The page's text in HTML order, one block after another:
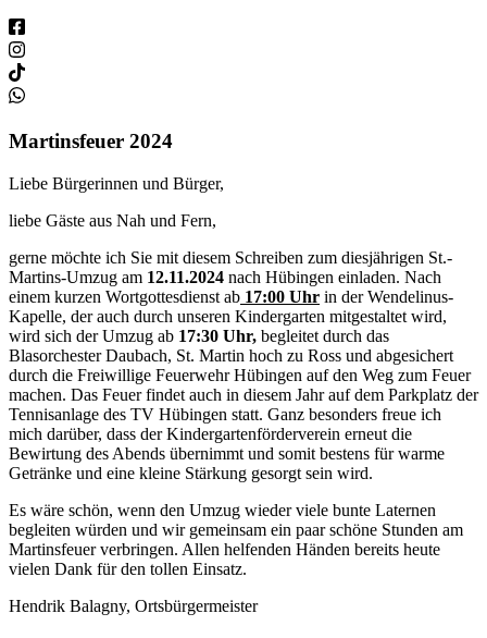
Martinsfeuer 2024
Liebe Bürgerinnen und Bürger,
liebe Gäste aus Nah und Fern,
gerne möchte ich Sie mit diesem Schreiben zum diesjährigen St.-
Martins-Umzug am 12.11.2024 nach Hübingen einladen. Nach
einem kurzen Wortgottesdienst ab 17:00 Uhr in der Wendelinus-
Kapelle, der auch durch unseren Kindergarten mitgestaltet wird,
wird sich der Umzug ab 17:30 Uhr, begleitet durch das
Blasorchester Daubach, St. Martin hoch zu Ross und abgesichert
durch die Freiwillige Feuerwehr Hübingen auf den Weg zum Feuer
machen. Das Feuer findet auch in diesem Jahr auf dem Parkplatz der
Tennisanlage des TV Hübingen statt. Ganz besonders freue ich
mich darüber, dass der Kindergartenförderverein erneut die
Bewirtung des Abends übernimmt und somit bestens für warme
Getränke und eine kleine Stärkung gesorgt sein wird.
Es wäre schön, wenn den Umzug wieder viele bunte Laternen
begleiten würden und wir gemeinsam ein paar schöne Stunden am
Martinsfeuer verbringen. Allen helfenden Händen bereits heute
vielen Dank für den tollen Einsatz.
Hendrik Balagny, Ortsbürgermeister